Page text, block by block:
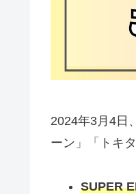
2024年3月4日
ーン」「トキ
SUPER